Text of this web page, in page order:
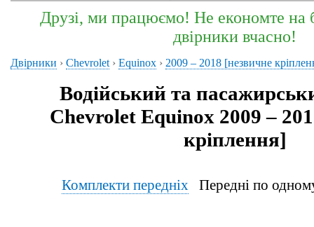
Друзі, ми працюємо! Не економте на
двірники вчасно!
Двірники › Chevrolet › Equinox › 2009 – 2018 [незвичне
Водійський та
Chevrolet Equinox 2009 –
кріплення]
Комплекти передніхПередні по